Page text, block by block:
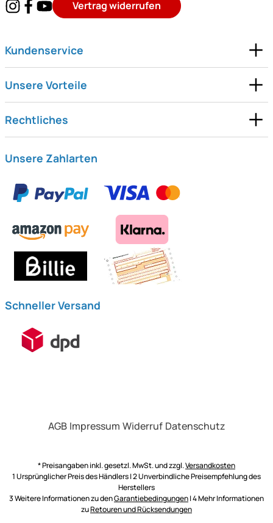
Vertrag widerrufen
Kundenservice
Unsere Vorteile
Rechtliches
Unsere Zahlarten
Schneller Versand
AGB Impressum Widerruf Datenschutz
* Preisangaben inkl. gesetzl. MwSt. und zzgl.Versandkosten
1 Ursprünglicher Preis des Händlers | 2 Unverbindliche Preisempfehlung des
Herstellers
3 Weitere Informationen zu denGarantiebedingungen| 4 Mehr Informationen
zuRetouren und Rücksendungen